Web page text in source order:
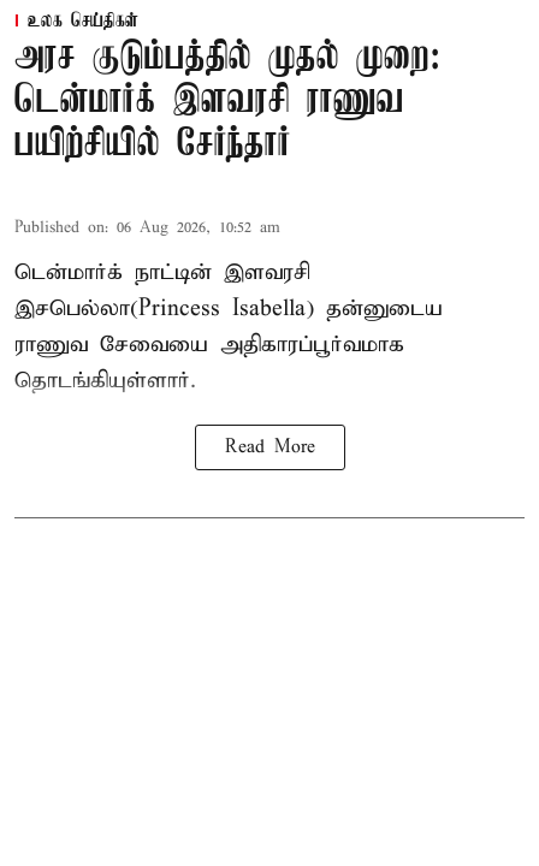
உலக செய்திகள்
அரச குடும்பத்தில் முதல் முறை:
டென்மார்க் இளவரசி ராணுவ
பயிற்சியில் சேர்ந்தார்
Published on: 06 Aug 2026, 10:52 am
டென்மார்க் நாட்டின் இளவரசி
இசபெல்லா(Princess Isabella) தன்னுடைய
ராணுவ சேவையை அதிகாரப்பூர்வமாக
தொடங்கியுள்ளார்.
Read More